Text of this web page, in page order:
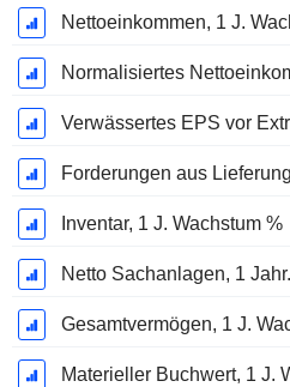
Nettoeinkommen, 1 J.
Inventar, 1 J. Wachstum %
Netto Sachanlagen, 1
Gesamtvermögen, 1 J.
Materieller Buchwert, 1 J.